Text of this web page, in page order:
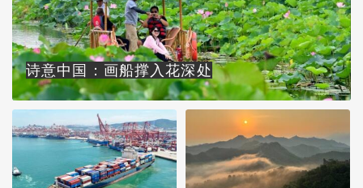
诗意中国：画船撑入花深处